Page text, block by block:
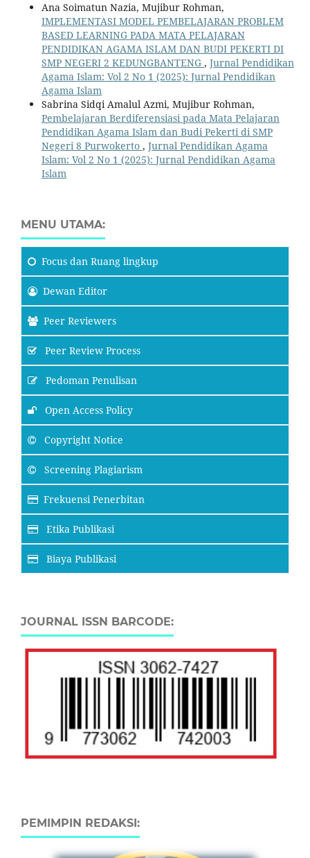
Ana Soimatun Nazia, Mujibur Rohman,
IMPLEMENTASI MODEL PEMBELAJARAN PROBLEM
BASED LEARNING PADA MATA PELAJARAN
PENDIDIKAN AGAMA ISLAM DAN BUDI PEKERTI DI
SMP NEGERI 2 KEDUNGBANTENG , Jurnal Pendidikan
Agama Islam: Vol 2 No 1 (2025): Jurnal Pendidikan
Agama Islam
Sabrina Sidqi Amalul Azmi, Mujibur Rohman,
Pembelajaran Berdiferensiasi pada Mata Pelajaran
Pendidikan Agama Islam dan Budi Pekerti di SMP
Negeri 8 Purwokerto , Jurnal Pendidikan Agama
Islam: Vol 2 No 1 (2025): Jurnal Pendidikan Agama
Islam
MENU UTAMA:
Focus dan Ruang lingkup
Dewan Editor
Peer Reviewers
Peer Review Process
Pedoman Penulisan
Open Access Policy
Copyright Notice
Screening Plagiarism
Frekuensi Penerbitan
Etika Publikasi
Biaya Publikasi
JOURNAL ISSN BARCODE:
PEMIMPIN REDAKSI: